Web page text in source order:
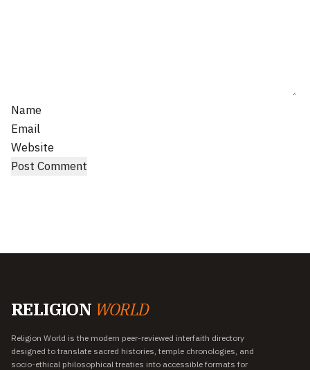
Name
Email
Website
RELIGION WORLD
Religion World is the modern peer-reviewed interfaith directory
designed to translate sacred histories, temple chronologies, and
socio-ethical philosophical treaties into accessible formats for